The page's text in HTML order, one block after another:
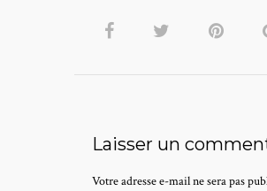
Laisser un
Votre adresse e-mail ne sera pas